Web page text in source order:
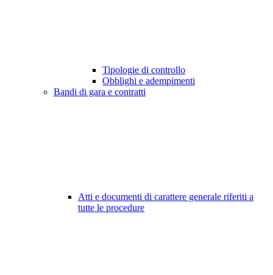
Tipologie di controllo
Obblighi e adempimenti
Bandi di gara e contratti
Atti e documenti di carattere generale riferiti a
tutte le procedure